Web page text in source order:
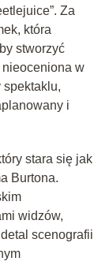
Za
która
stworzyć
w
spektaklu,
i
stara się jak
Burtona.
widzów,
scenografii